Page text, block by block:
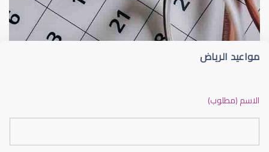
مواعيد الرياض
الاسم (مطلوب)